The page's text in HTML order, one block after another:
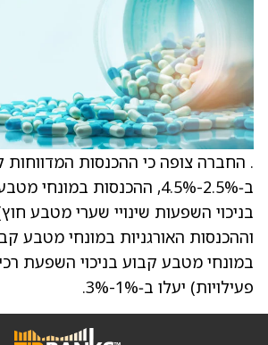
ב‑2.5%-4.5%, ההכנסות
וההכנסות האורגניות במונחי מטבע
במונחי מטבע קבוע בניכוי השפעת
פעילויות) יעלו ב‑1%-3%.